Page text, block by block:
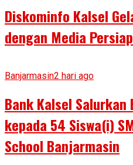
Diskominfo Kalsel
dengan Media
Banjarmasin2 hari ago
Bank Kalsel
kepada 54 Siswa(i)
School Banjarmasin